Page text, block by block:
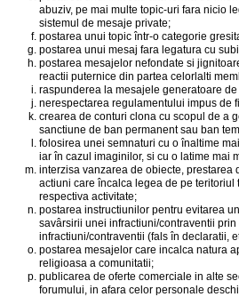
abuziv, pe mai multe topic-uri fara nicio
sistemul de mesaje private;
postarea unui topic într-o categorie
postarea unui mesaj fara legatura cu
postarea mesajelor nefondate si
reactii puternice din partea celorlalti
raspunderea la mesajele generatoare
nerespectarea regulamentului impus de
crearea de conturi clona cu scopul de a
sanctiune de ban permanent sau ban
folosirea unei semnaturi cu o înaltime
iar în cazul imaginilor, si cu o latime mai
interzisa vanzarea de obiecte, prestarea
actiuni care încalca legea de pe teritoriul
respectiva activitate;
postarea instructiunilor pentru evitarea
savârsirii unei infractiuni/contraventii prin
infractiuni/contraventii (fals în declaratii,
postarea mesajelor care incalca natura
religioasa a comunitatii;
publicarea de oferte comerciale in alte
forumului, in afara celor personale